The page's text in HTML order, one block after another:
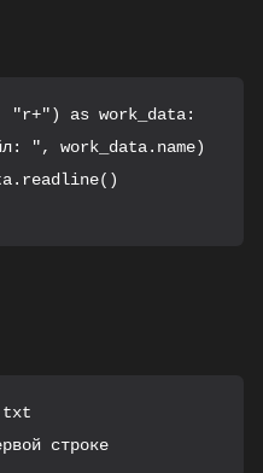
"r+") as work_data:
", work_data.name)
строке